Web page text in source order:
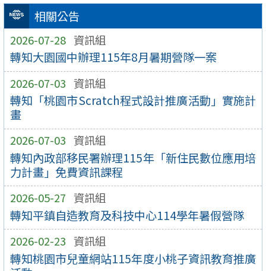
相關公告
2026-07-28 資訊組
轉知大園國中辦理115年8月暑期營隊一案
2026-07-03 資訊組
轉知「桃園市Scratch程式設計推廣活動」實施計
畫
2026-07-03 資訊組
轉知內政部移民署辦理115年「新住民數位應用培
力計畫」免費資訊課程
2026-05-27 資訊組
轉知平鎮自造教育及科技中心114學年暑假營隊
2026-02-23 資訊組
轉知桃園市兒童網站115年度小桃子資訊教育推廣